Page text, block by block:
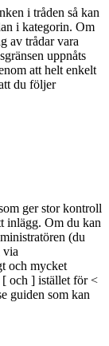
i tråden så kan
i kategorin. Om
av trådar vara
uppnåts
att helt enkelt
du följer
ger stor kontroll
inlägg. Om du kan
(du
via
och mycket
[ och ] istället för <
guiden som kan